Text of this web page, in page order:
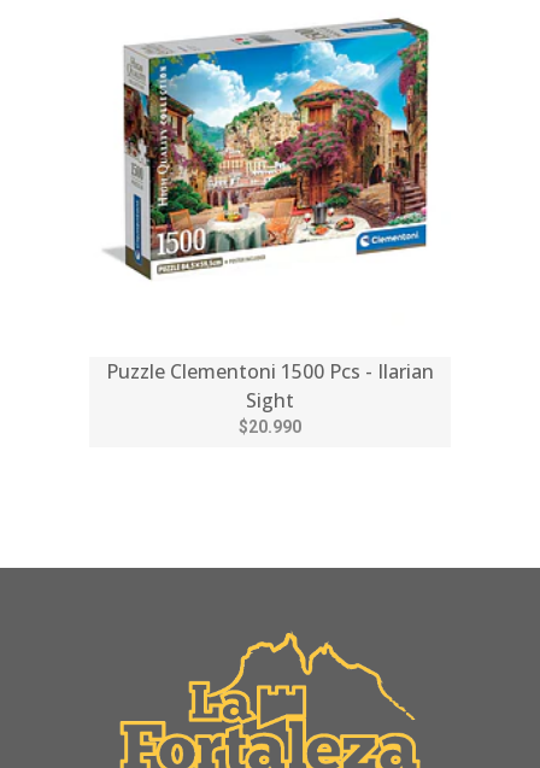
Puzzle Clementoni 1500 Pcs - Ilarian
Sight
$20.990